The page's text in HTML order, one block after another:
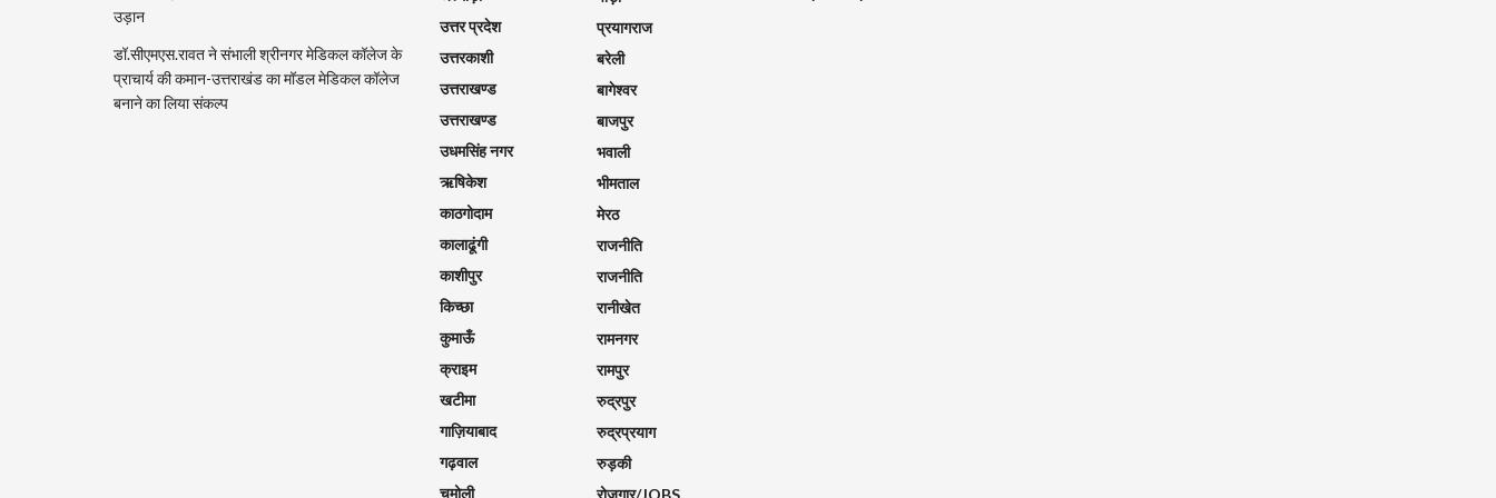
उड़ान
डॉ.सीएमएस.रावत ने संभाली श्रीनगर मेडिकल कॉलेज के
प्राचार्य की कमान-उत्तराखंड का मॉडल मेडिकल कॉलेज
बनाने का लिया संकल्प
उत्तर प्रदेश
उत्तरकाशी
उत्तराखण्ड
उत्तराखण्ड
उधमसिंह नगर
ऋषिकेश
काठगोदाम
कालाढूंगी
काशीपुर
किच्छा
कुमाऊँ
क्राइम
खटीमा
गाज़ियाबाद
गढ़वाल
चमोली
प्रयागराज
बरेली
बागेश्वर
बाजपुर
भवाली
भीमताल
मेरठ
राजनीति
राजनीति
रानीखेत
रामनगर
रामपुर
रुद्रपुर
रुद्रप्रयाग
रुड़की
रोज़गार/JOBS